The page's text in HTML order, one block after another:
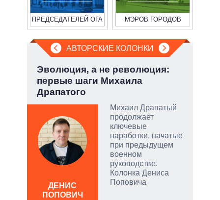
ПРЕДСЕДАТЕЛЕЙ ОГА МЭРОВ ГОРОДОВ
АВТОРСКИЕ КОЛОНКИ
Эволюция, а не революция:
первые шаги Михаила
Драпатого
Михаил Драпатый
продолжает
ключевые
наработки, начатые
при предыдущем
военном
руководстве.
Колонка Дениса
Поповича
ДЕНИС
ПОПОВИЧ